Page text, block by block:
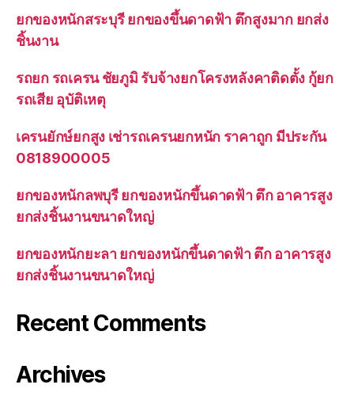
ยกของหนักสระบุรี ยกของขึ้นดาดฟ้า ตึกสูงมาก ยกส่ง
ชิ้นงาน
รถยก รถเครน ชัยภูมิ รับจ้างยกโครงหลังคาติดตั้ง กู้ยก
รถเสีย อุบัติเหตุ
เครนยักษ์ยกสูง เช่ารถเครนยกหนัก ราคาถูก มีประกัน
0818900005
ยกของหนักลพบุรี ยกของหนักขึ้นดาดฟ้า ตึก อาคารสูง
ยกส่งชิ้นงานขนาดใหญ่
ยกของหนักยะลา ยกของหนักขึ้นดาดฟ้า ตึก อาคารสูง
ยกส่งชิ้นงานขนาดใหญ่
Recent Comments
Archives